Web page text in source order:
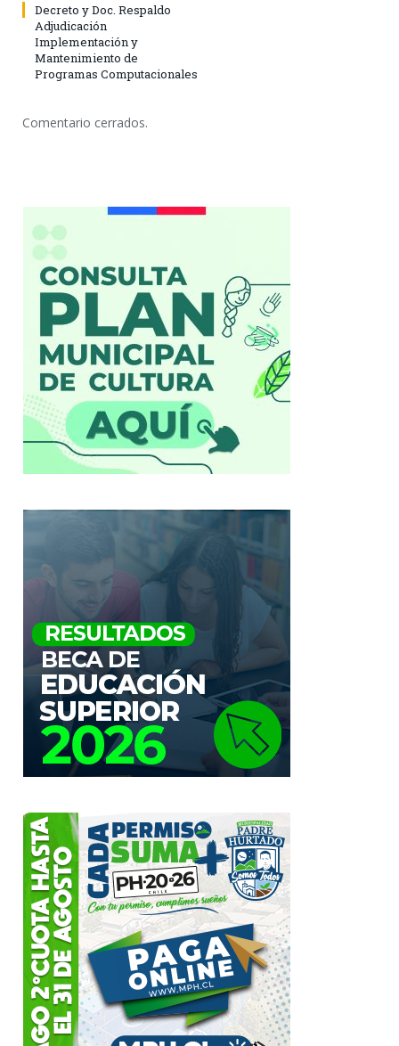
Decreto y Doc. Respaldo
Adjudicación
Implementación y
Mantenimiento de
Programas Computacionales
Comentario cerrados.